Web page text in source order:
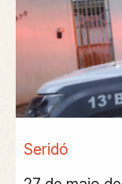
Seridó